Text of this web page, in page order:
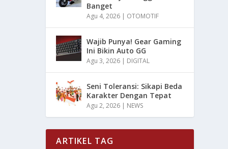
Banget
Agu 4, 2026 | OTOMOTIF
Wajib Punya! Gear Gaming
Ini Bikin Auto GG
Agu 3, 2026 | DIGITAL
Seni Toleransi: Sikapi Beda
Karakter Dengan Tepat
Agu 2, 2026 | NEWS
ARTIKEL TAG